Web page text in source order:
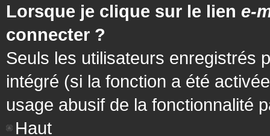
Lorsque je clique sur le lien e-
connecter ?
Seuls les utilisateurs enregistrés
intégré (si la fonction a été
usage abusif de la fonctionnalité
Haut